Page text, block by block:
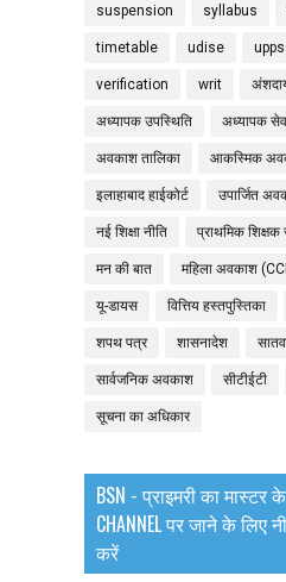
suspension syllabus
timetable udise
verification writ
अध्यापक उपस्थिति अध्यापक
अवकाश तालिका आकस्मिक
इलाहाबाद हाईकोर्ट उपार्जित
नई शिक्षा नीति प्राथमिक
मन की बात महिला अवकाश
यू-डायस वित्तिय हस्तपुस्तिका
शपथ पत्र शासनादेश
सार्वजनिक अवकाश सीटीईटी
सूचना का अधिकार
BSN - प्राइमरी का मास्टर
CHANNEL पर जाने के लिए
करें